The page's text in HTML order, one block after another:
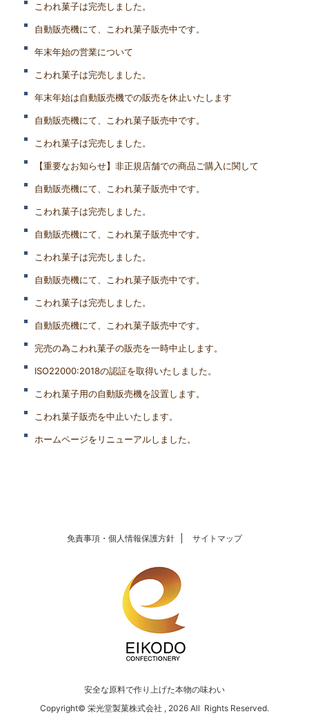
こわれ菓子は完売しました。
自動販売機にて、こわれ菓子販売中です。
年末年始の営業について
こわれ菓子は完売しました。
年末年始は自動販売機での販売を休止いたします
自動販売機にて、こわれ菓子販売中です。
こわれ菓子は完売しました。
【重要なお知らせ】非正規店舗での商品ご購入に関して
自動販売機にて、こわれ菓子販売中です。
こわれ菓子は完売しました。
自動販売機にて、こわれ菓子販売中です。
こわれ菓子は完売しました。
自動販売機にて、こわれ菓子販売中です。
こわれ菓子は完売しました。
自動販売機にて、こわれ菓子販売中です。
完売の為こわれ菓子の販売を一時中止します。
ISO22000:2018の認証を取得いたしました。
こわれ菓子用の自動販売機を設置します。
こわれ菓子販売を中止いたします。
ホームページをリニューアルしました。
免責事項・個人情報保護方針 サイトマップ
安全な原料で作り上げた本物の味わい
Copyright© 栄光堂製菓株式会社 , 2026 All Rights Reserved.